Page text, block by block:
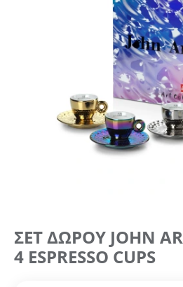
ΣΕΤ ΔΩΡΟΥ JOHN
4 ESPRESSO CUPS